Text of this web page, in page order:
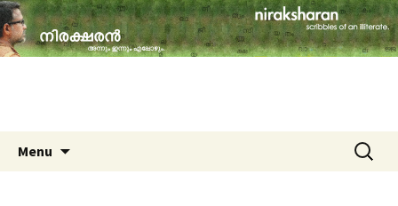
niraksharan (നിരക്ഷരൻ)
travelogues, book reviews, social issues,
cinema, memories & lot more…
Menu
Search
for: